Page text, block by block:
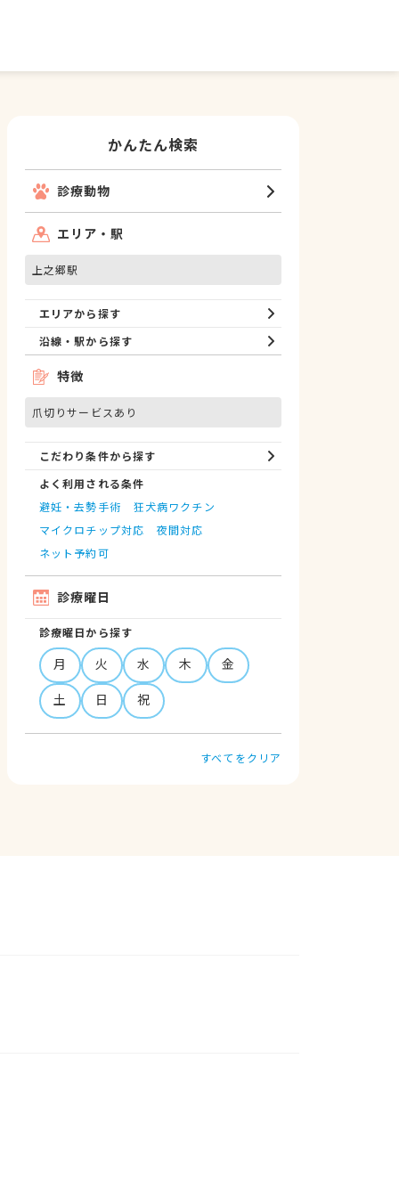
かんたん検索
診療動物
エリア・駅
上之郷駅
エリアから探す
沿線・駅から探す
特徴
爪切りサービスあり
こだわり条件から探す
よく利用される条件
避妊・去勢手術
狂犬病ワクチン
マイクロチップ対応
夜間対応
ネット予約可
診療曜日
診療曜日から探す
月 火 水 木
金
土
日 祝
すべてをクリア